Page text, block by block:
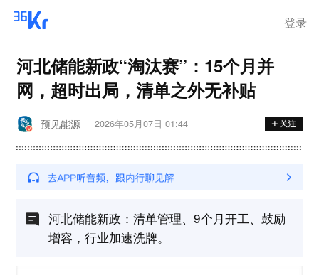
登录
河北储能新政“淘汰赛”：15个月并
网，超时出局，清单之外无补贴
预见能源 2026年05月07日 01:44
河北储能新政：清单管理、9个月开工、鼓励
增容，行业加速洗牌。